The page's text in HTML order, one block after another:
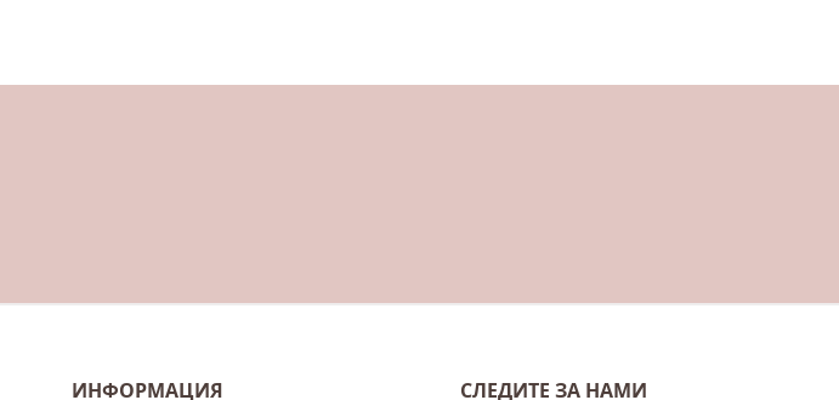
ИНФОРМАЦИЯ СЛЕДИТЕ ЗА НАМИ